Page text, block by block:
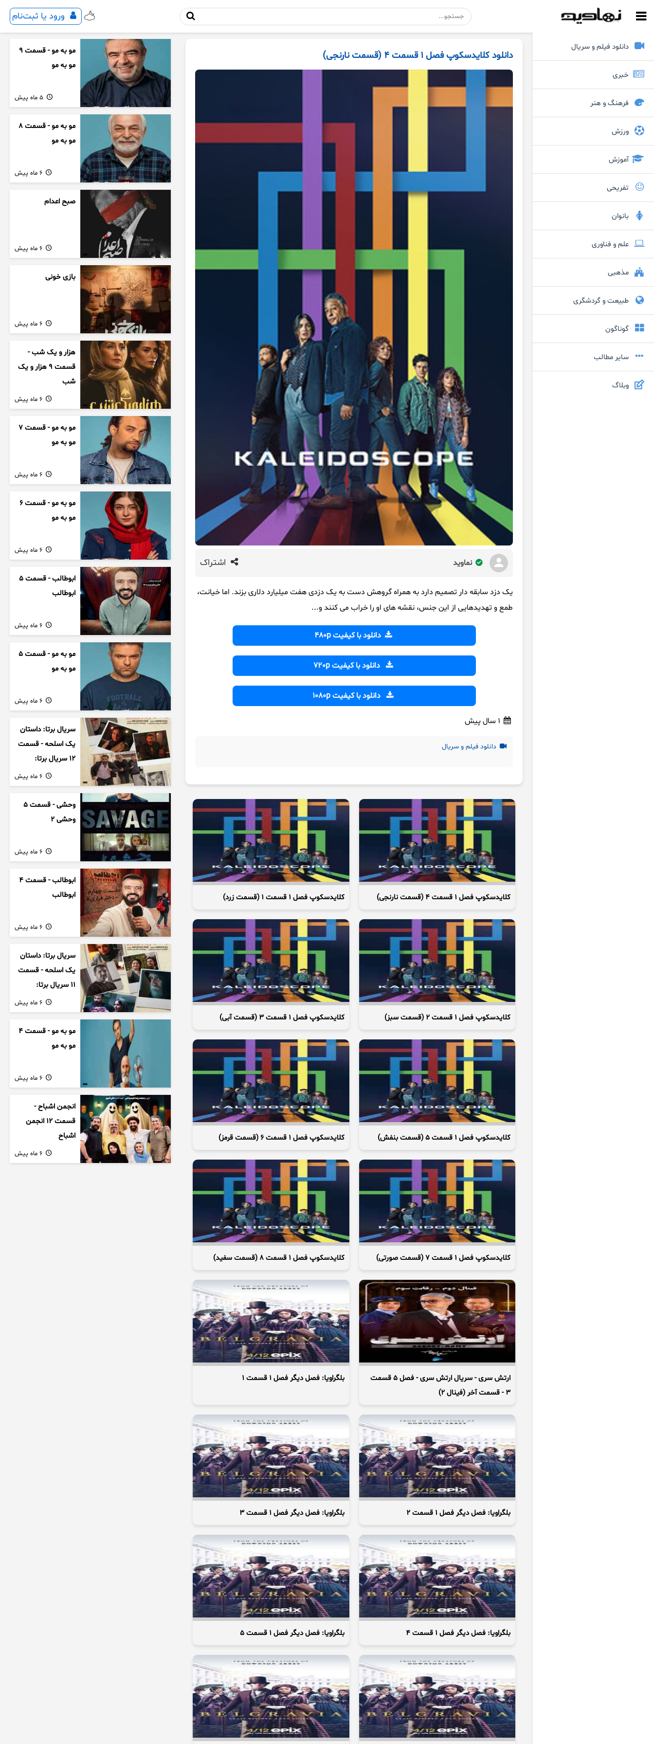
ورود یا ثبت‌نام
دانلود فیلم و سریال
خبری
فرهنگ و هنر
ورزش
آموزش
تفریحی
بانوان
علم و فناوری
مذهبی
طبیعت و گردشگری
گوناگون
سایر مطالب
وبلاگ
دانلود کلایدسکوپ فصل 1 قسمت 4 (قسمت نارنجی)
نماوید اشتراک
یک دزد سابقه دار تصمیم دارد به همراه گروهش دست به یک دزدی هفت میلیارد دلاری بزند. اما خیانت،
طمع و تهدیدهایی از این جنس، نقشه های او را خراب می کنند و...
دانلود با کیفیت 480p
دانلود با کیفیت 720p
دانلود با کیفیت 1080p
دانلود فیلم و سریال
کلایدسکوپ فصل 1 قسمت 4 (قسمت نارنجی) کلایدسکوپ فصل 1 قسمت 1 (قسمت زرد)
کلایدسکوپ فصل 1 قسمت 2 (قسمت سبز) کلایدسکوپ فصل 1 قسمت 3 (قسمت آبی)
کلایدسکوپ فصل 1 قسمت 5 (قسمت بنفش) کلایدسکوپ فصل 1 قسمت 6 (قسمت قرمز)
کلایدسکوپ فصل 1 قسمت 7 (قسمت صورتی) کلایدسکوپ فصل 1 قسمت 8 (قسمت سفید)
ارتش سری - سریال ارتش سری - فصل 5 قسمت
3 - قسمت آخر (فینال 2)
بلگراویا: فصل دیگر فصل 1 قسمت 1
بلگراویا: فصل دیگر فصل 1 قسمت 2 بلگراویا: فصل دیگر فصل 1 قسمت 3
بلگراویا: فصل دیگر فصل 1 قسمت 4 بلگراویا: فصل دیگر فصل 1 قسمت 5
مو به مو - قسمت 9
مو به مو
مو به مو - قسمت 8
مو به مو
صبح اعدام
بازی خونی
هزار و یک شب -
قسمت 9 هزار و یک
شب
مو به مو - قسمت 7
مو به مو
مو به مو - قسمت 6
مو به مو
ابوطالب - قسمت 5
ابوطالب
مو به مو - قسمت 5
مو به مو
سریال برتا: داستان
یک اسلحه - قسمت
12 سریال برتا:
داستان یک اسلحه
وحشی - قسمت 5
وحشی 2
ابوطالب - قسمت 4
ابوطالب
سریال برتا: داستان
یک اسلحه - قسمت
11 سریال برتا:
داستان یک اسلحه
مو به مو - قسمت 4
مو به مو
انجمن اشباح -
قسمت 12 انجمن
اشباح